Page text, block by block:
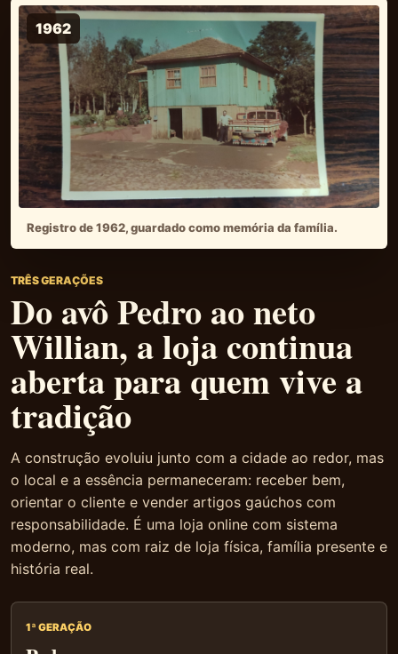
Registro de 1962, guardado como memória da família.
TRÊS GERAÇÕES
Do avô Pedro ao neto
Willian, a loja continua
aberta para quem vive a
tradição
A construção evoluiu junto com a cidade ao redor, mas
o local e a essência permaneceram: receber bem,
orientar o cliente e vender artigos gaúchos com
responsabilidade. É uma loja online com sistema
moderno, mas com raiz de loja física, família presente e
história real.
1ª GERAÇÃO